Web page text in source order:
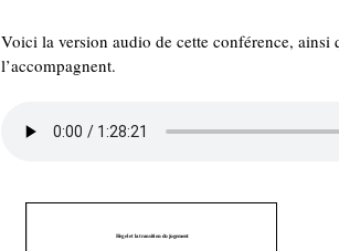
Voici la version audio de cette conférence, ainsi
l’accompagnent.